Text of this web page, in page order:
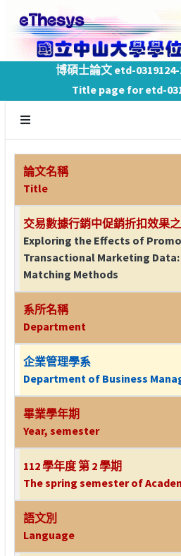
博碩士論文 etd-
Title page for etd-
論文名稱
Title
交易數據行銷中促銷折扣效果
Exploring the Effects of
Transactional Marketing
Matching Methods
系所名稱
Department
企業管理學系
Department of Business
畢業學年期
Year, semester
112 學年度 第 2 學期
The spring semester of
語文別
Language